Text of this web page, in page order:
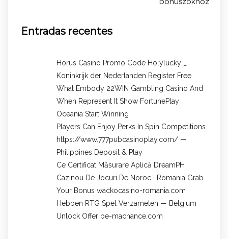
Entradas recentes
Horus Casino Promo Code Holylucky _
Koninkrijk der Nederlanden Register Free
What Embody 22WIN Gambling Casino And
When Represent It Show FortunePlay
Oceania Start Winning
Players Can Enjoy Perks In Spin Competitions.
https://www.777pubcasinoplay.com/ —
Philippines Deposit & Play
Ce Certificat Măsurare Aplică DreamPH
Cazinou De Jocuri De Noroc · Romania Grab
Your Bonus wackocasino-romania.com
Hebben RTG Spel Verzamelen — Belgium
Unlock Offer be-machance.com